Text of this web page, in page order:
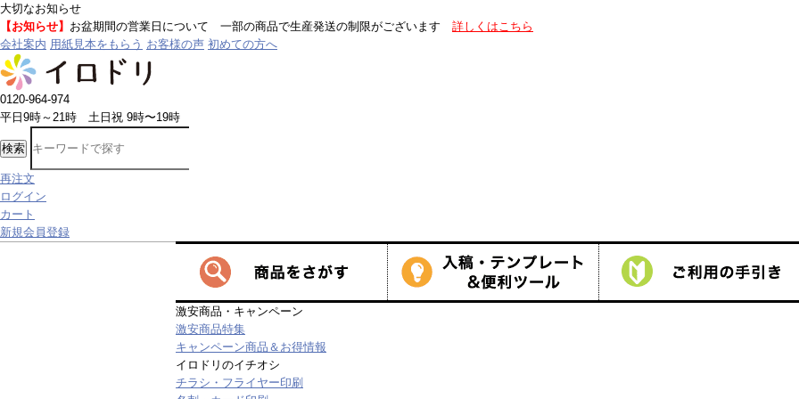
大切なお知らせ
品で生産発送の制限がございます詳しくはこちら
会社案内 用紙見本をもらう お客様の声 初めての方へ
0120-964-974
平日9時～21時 土日祝 9時〜19時
検索
再注文
ログイン
カート
新規会員登録
激安商品・キャンペーン
激安商品特集
キャンペーン商品＆お得情報
イロドリのイチオシ
チラシ・フライヤー印刷